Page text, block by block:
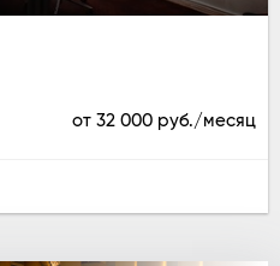
от 32 000 руб./месяц